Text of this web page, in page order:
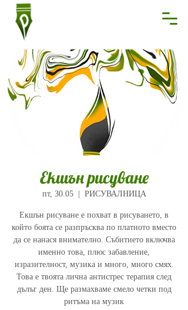
Екшън рисуване
пт, 30.05
  |
РИСУВАЛНИЦА
Екшън рисуване е похват в рисуването, в
който боята се разпръсква по платното вместо
да се нанася внимателно. Събитието включва
именно това, плюс забавление,
изразителност, музика и много, много смях.
Това е твоята лична антистрес терапия след
дълъг ден. Ще размахваме смело четки под
ритъма на музик